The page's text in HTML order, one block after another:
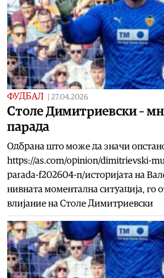
ФУДБАЛ 27.04.2026
Столе Димитриевски –
парада
Одбрана што може да значи
https://as.com/opinion/dimitrievski-
parada-f202604-n/историјата на
нивната моментална ситуација, го
влијание на Столе Димитриевски